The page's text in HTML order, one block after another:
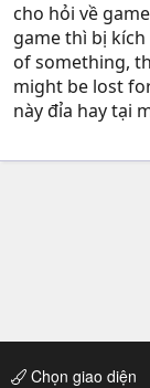
cho hỏi về
game thì bị
of something,
might be lost
này đỉa hay tại
Chọn giao diện